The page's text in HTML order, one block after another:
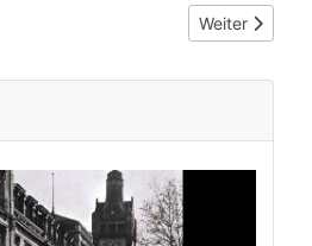
Nächster
Weiter